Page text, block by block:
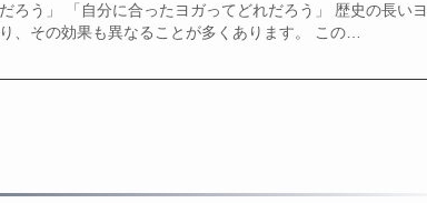
ろう」 「自分に合ったヨガってどれだろう」 歴史の長いヨ
、その効果も異なることが多くあります。 この…